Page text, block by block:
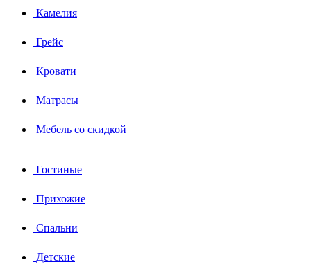
Камелия
Грейс
Кровати
Матрасы
Мебель со скидкой
Гостиные
Прихожие
Спальни
Детские